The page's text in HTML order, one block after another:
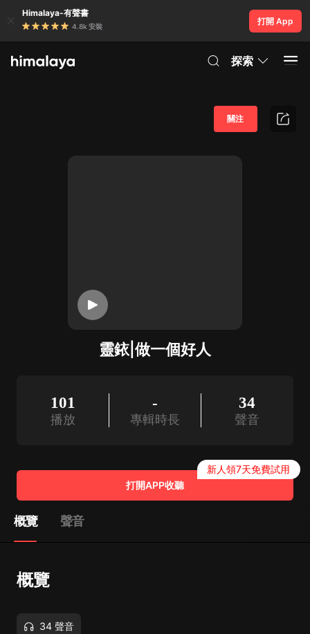
Himalaya-有聲書
4.8k 安裝
打開 App
探索
靈銥|做一個好人
關注
101
播放
-
專輯時長
34
聲音
打開APP收聽
新人領7天免費試用
概覽 聲音
概覽
34 聲音